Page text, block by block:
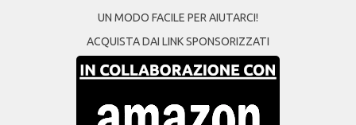
UN MODO FACILE PER AIUTARCI!
ACQUISTA DAI LINK SPONSORIZZATI